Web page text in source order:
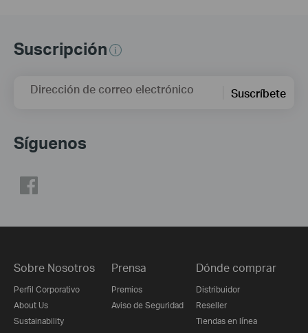
Suscripción
Dirección de correo electrónico Suscríbete
Síguenos
Sobre Nosotros
Perfil Corporativo
About Us
Sustainability
Prensa
Premios
Aviso de Seguridad
Dónde comprar
Distribuidor
Reseller
Tiendas en línea